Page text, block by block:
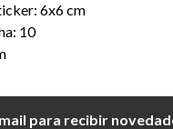
6x6 cm
10
para recibir